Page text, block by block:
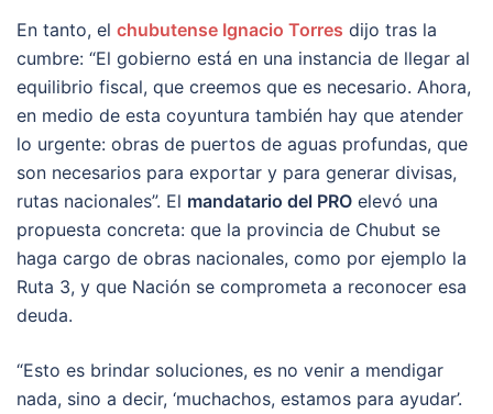
En tanto, el chubutense Ignacio Torres dijo tras la
cumbre: “El gobierno está en una instancia de llegar al
equilibrio fiscal, que creemos que es necesario. Ahora,
en medio de esta coyuntura también hay que atender
lo urgente: obras de puertos de aguas profundas, que
son necesarios para exportar y para generar divisas,
rutas nacionales”. El mandatario del PRO elevó una
propuesta concreta: que la provincia de Chubut se
haga cargo de obras nacionales, como por ejemplo la
Ruta 3, y que Nación se comprometa a reconocer esa
deuda.
“Esto es brindar soluciones, es no venir a mendigar
nada, sino a decir, ‘muchachos, estamos para ayudar’.